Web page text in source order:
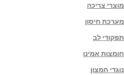
מוצרי צריכה
מערכת חיסון
תפקודי לב
חומצות אמינו
נוגדי חמצון